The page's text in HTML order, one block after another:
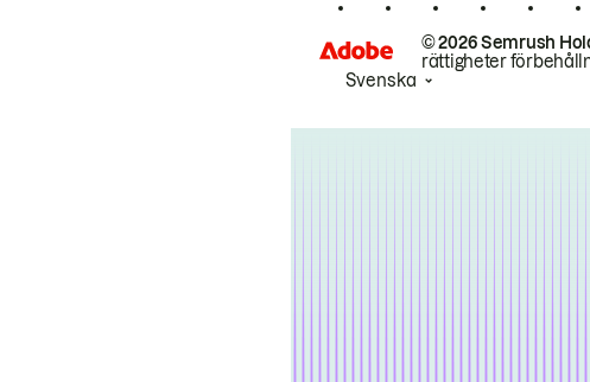
© 2026 Semrush
rättigheter
Svenska